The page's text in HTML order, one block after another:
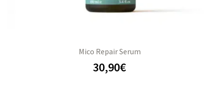
Mico Repair Serum
30,90€